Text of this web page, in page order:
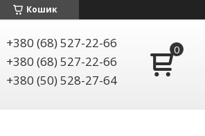
Кошик
+380 (68) 527-22-66
+380 (68) 527-22-66
+380 (50) 528-27-64